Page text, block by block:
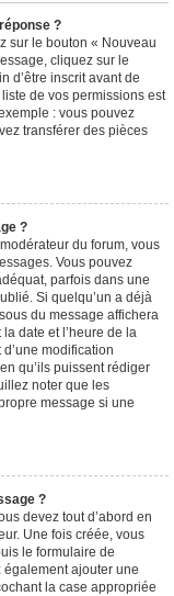
?
sur le bouton « Nouveau
cliquez sur le
d’être inscrit avant de
de vos permissions est
: vous pouvez
transférer des pièces
?
du forum, vous
Vous pouvez
parfois dans une
Si quelqu’un a déjà
du message affichera
date et l’heure de la
d’une modification
qu’ils puissent rédiger
noter que les
message si une
?
devez tout d’abord en
Une fois créée, vous
le formulaire de
également ajouter une
la case appropriée